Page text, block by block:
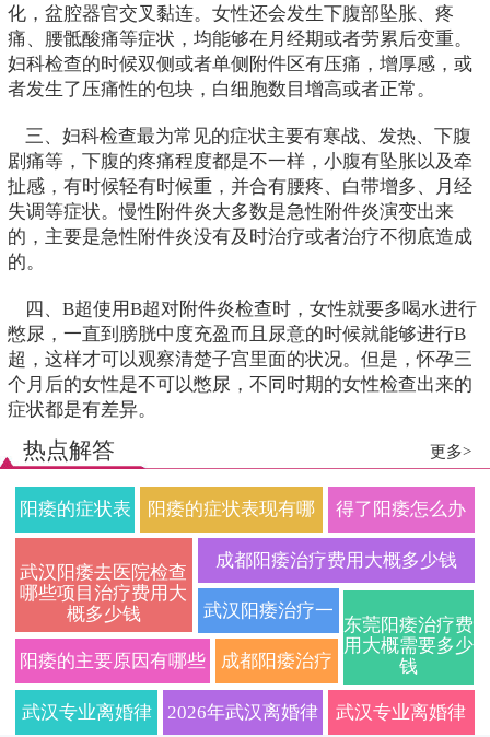
化，盆腔器官交叉黏连。女性还会发生下腹部坠胀、疼
痛、腰骶酸痛等症状，均能够在月经期或者劳累后变重。
妇科检查的时候双侧或者单侧附件区有压痛，增厚感，或
者发生了压痛性的包块，白细胞数目增高或者正常。
三、妇科检查最为常见的症状主要有寒战、发热、下腹
剧痛等，下腹的疼痛程度都是不一样，小腹有坠胀以及牵
扯感，有时候轻有时候重，并合有腰疼、白带增多、月经
失调等症状。慢性附件炎大多数是急性附件炎演变出来
的，主要是急性附件炎没有及时治疗或者治疗不彻底造成
的。
四、B超使用B超对附件炎检查时，女性就要多喝水进行
憋尿，一直到膀胱中度充盈而且尿意的时候就能够进行B
超，这样才可以观察清楚子宫里面的状况。但是，怀孕三
个月后的女性是不可以憋尿，不同时期的女性检查出来的
症状都是有差异。
热点解答 更多>
阳痿的症状表
痿怎么治疗才
能有效恢复
阳痿的症状表现有哪
些？2026年科学治疗
方法与日常调理指南
得了阳痿怎么办
需要做哪些检查
武汉阳痿去医院检查
哪些项目治疗费用大
概多少钱
成都阳痿治疗费用大概多少钱
2026
武汉阳痿治疗一
般需要多少钱
阳痿的主要原因有哪些
及日常预防措施
成都阳痿治疗
费用大概多少
东莞阳痿治疗费
用大概需要多少
钱
武汉专业离婚律 2026年武汉离婚律 武汉专业离婚律